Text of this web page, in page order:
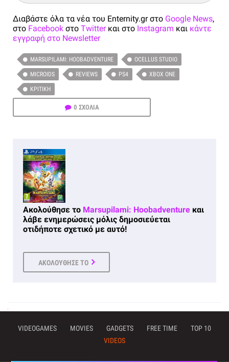
Διαβάστε όλα τα νέα του Enternity.gr στο Google News,
στο Facebook στο Twitterκαι στο Instagram και κάντε
εγγραφή στο Newsletter
MARSUPILAMI: HOOBADVENTURE OCELLUS STUDIO
MICROIDS REVIEWS PS4 XBOX ONE
ΚΡΙΤΙΚΉ
0 ΣΧΟΛΙΑ
Ακολούθησε το Marsupilami: Hoobadventure και
λάβε ενημερώσεις μόλις δημοσιεύεται
οτιδήποτε σχετικό με αυτό!
ΑΚΟΛΟΥΘΗΣΕ ΤΟ
VIDEOGAMES MOVIES GADGETS FREE TIME
TOP 10
VIDEOS